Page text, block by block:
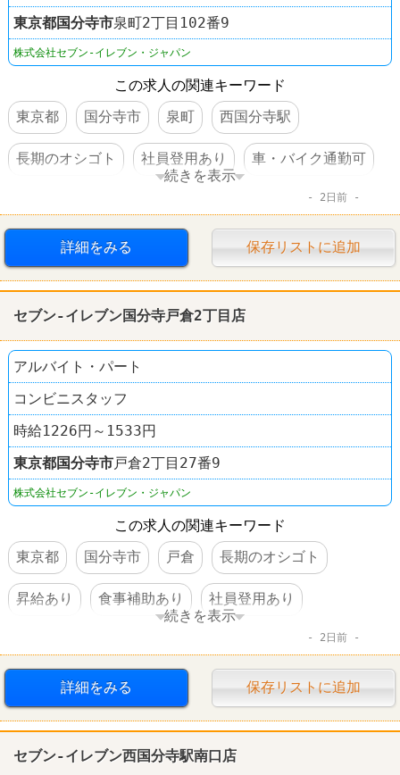
東京都国分寺市泉町2丁目102番9
株式会社セブン-イレブン・ジャパン
この求人の関連キーワード
東京都
国分寺市 泉町 西国分寺駅
長期のオシゴト 社員登用あり 車・バイク通勤可
続きを表示
2日前
詳細をみる 保存リストに追加
セブン-イレブン国分寺戸倉2丁目店
アルバイト・パート
コンビニスタッフ
時給1226円～1533円
東京都国分寺市戸倉2丁目27番9
株式会社セブン-イレブン・ジャパン
この求人の関連キーワード
東京都
国分寺市 戸倉 長期のオシゴト
昇給あり 食事補助あり 社員登用あり
セブンイレブン
続きを表示
2日前
詳細をみる 保存リストに追加
セブン-イレブン西国分寺駅南口店